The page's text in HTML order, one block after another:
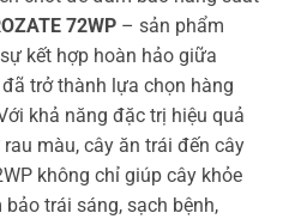
72WP – sản phẩm
kết hợp hoàn hảo giữa
trở thành lựa chọn hàng
khả năng đặc trị hiệu quả
màu, cây ăn trái đến cây
không chỉ giúp cây khỏe
trái sáng, sạch bệnh,